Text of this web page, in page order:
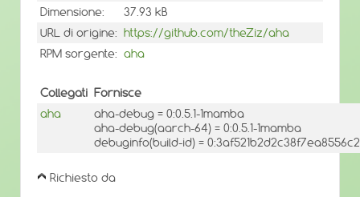
Dimensione:
37.93 kB
URL di origine: https://github.com/theZiz/aha
RPM sorgente: aha
Collegati Fornisce
aha
aha-debug = 0:0.5.1-1mamba
aha-debug(aarch-64) = 0:0.5.1-1mamba
debuginfo(build-id) =
Richiesto da